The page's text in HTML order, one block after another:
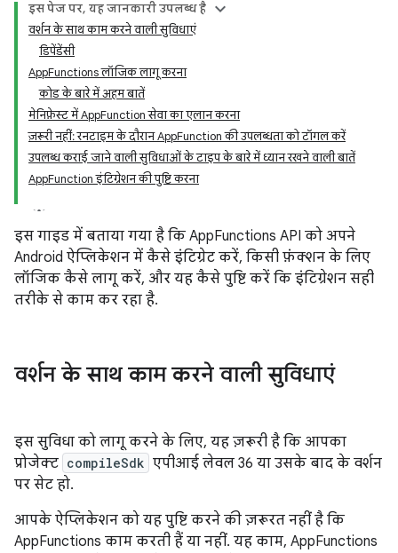
इस पेज पर, यह जानकारी उपलब्ध है
वर्शन के साथ काम करने वाली सुविधाएं
डिपेंडेंसी
AppFunctions लॉजिक लागू करना
कोड के बारे में अहम बातें
मेनिफ़ेस्ट में AppFunction सेवा का एलान करना
ज़रूरी नहीं: रनटाइम के दौरान AppFunction की उपलब्धता को टॉगल करें
उपलब्ध कराई जाने वाली सुविधाओं के टाइप के बारे में ध्यान रखने वाली बातें
AppFunction इंटिग्रेशन की पुष्टि करना
इस गाइड में बताया गया है कि AppFunctions API को अपने
Android ऐप्लिकेशन में कैसे इंटिग्रेट करें, किसी फ़ंक्शन के लिए
लॉजिक कैसे लागू करें, और यह कैसे पुष्टि करें कि इंटिग्रेशन सही
तरीके से काम कर रहा है.
वर्शन के साथ काम करने वाली सुविधाएं
इस सुविधा को लागू करने के लिए, यह ज़रूरी है कि आपका
प्रोजेक्ट compileSdk एपीआई लेवल 36 या उसके बाद के वर्शन
पर सेट हो.
आपके ऐप्लिकेशन को यह पुष्टि करने की ज़रूरत नहीं है कि
AppFunctions काम करती हैं या नहीं. यह काम, AppFunctions